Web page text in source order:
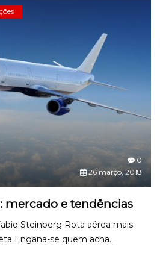
0
26 março, 2018
mercado e tendências
Steinberg Rota aérea mais
Engana-se quem acha...